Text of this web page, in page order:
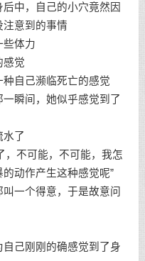
中，自己的小穴竟然因
注意到的事情
些体力
感觉
自己濒临死亡的感觉
瞬间，她似乎感觉到了
水了
，不可能，不可能，我怎
动作产生这种感觉呢”
一个得意，于是故意问
己刚刚的确感觉到了身